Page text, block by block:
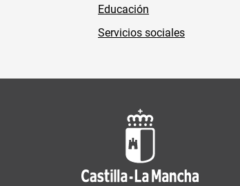
Educación
Servicios sociales